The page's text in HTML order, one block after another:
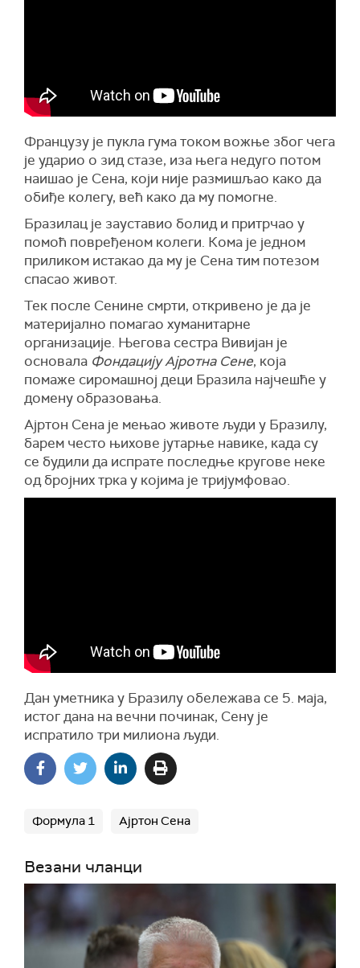
Французу је пукла гума током вожње због чега
је ударио о зид стазе, иза њега недуго потом
наишао је Сена, који није размишљао како да
обиђе колегу, већ како да му помогне.
Бразилац је зауставио болид и притрчао у
помоћ повређеном колеги. Кома је једном
приликом истакао да му је Сена тим потезом
спасао живот.
Тек после Сенине смрти, откривено је да је
материјално помагао хуманитарне
организације. Његова сестра Вивијан је
основала Фондацију Ајротна Сене, која
помаже сиромашној деци Бразила најчешће у
домену образовања.
Ајртон Сена је мењао животе људи у Бразилу,
барем често њихове јутарње навике, када су
се будили да испрате последње кругове неке
од бројних трка у којима је тријумфовао.
Дан уметника у Бразилу обележава се 5. маја,
истог дана на вечни починак, Сену је
испратило три милиона људи.
Формула 1 Ајртон Сена
Везани чланци